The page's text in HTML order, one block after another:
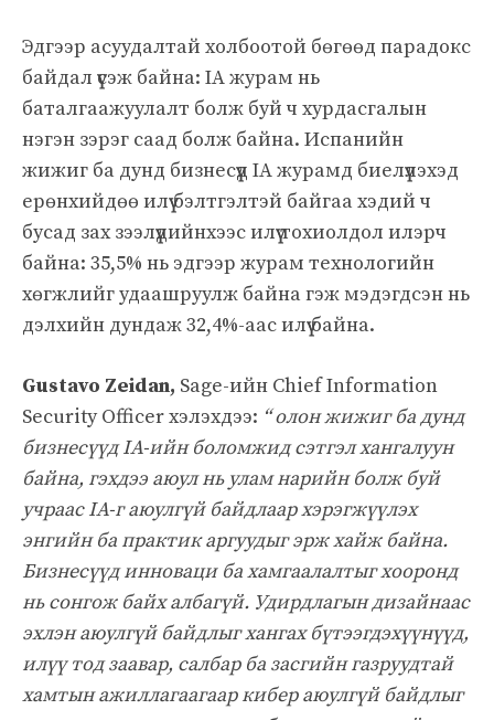
Эдгээр асуудалтай холбоотой бөгөөд парадокс
байдал үүсэж байна: IA журам нь
баталгаажуулалт болж буй ч хурдасгалын
нэгэн зэрэг саад болж байна. Испанийн
жижиг ба дунд бизнесүүд IA журамд биелүүлэхэд
ерөнхийдөө илүү бэлтгэлтэй байгаа хэдий ч
бусад зах зээлүүдийнхээс илүү тохиолдол илэрч
байна: 35,5% нь эдгээр журам технологийн
хөгжлийг удаашруулж байна гэж мэдэгдсэн нь
дэлхийн дундаж 32,4%-аас илүү байна.
Gustavo Zeidan, Sage-ийн Chief Information
Security Officer хэлэхдээ: “ олон жижиг ба дунд
бизнесүүд IA-ийн боломжид сэтгэл хангалуун
байна, гэхдээ аюул нь улам нарийн болж буй
учраас IA-г аюулгүй байдлаар хэрэгжүүлэх
энгийн ба практик аргуудыг эрж хайж байна.
Бизнесүүд инноваци ба хамгаалалтыг хооронд
нь сонгож байх албагүй. Удирдлагын дизайнаас
эхлэн аюулгүй байдлыг хангах бүтээгдэхүүнүүд,
илүү тод заавар, салбар ба засгийн газруудтай
хамтын ажиллагаагаар кибер аюулгүй байдлыг